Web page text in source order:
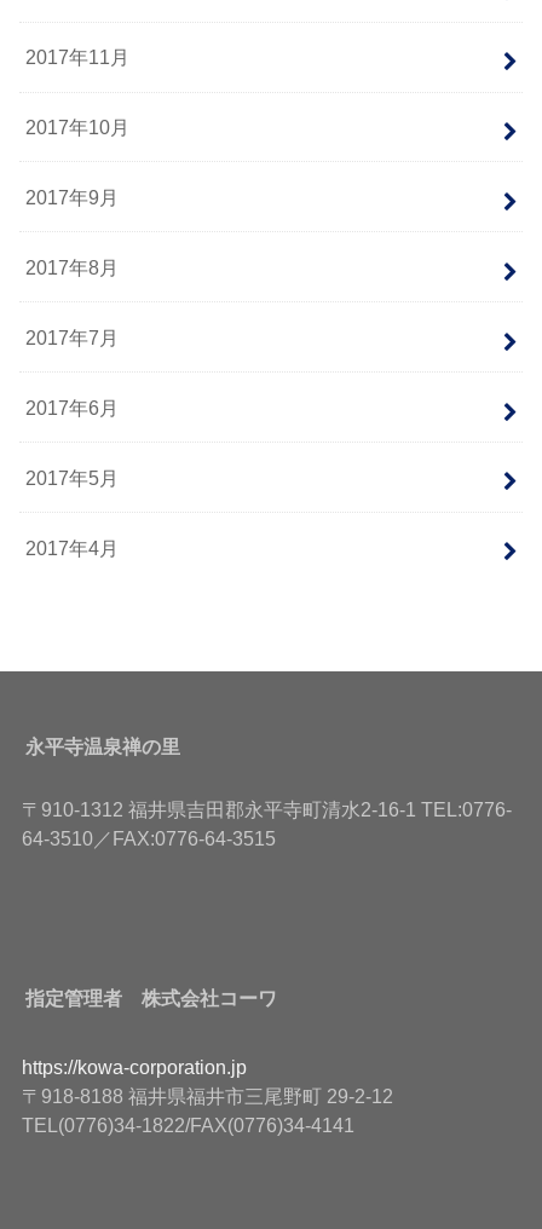
2017年11月
2017年10月
2017年9月
2017年8月
2017年7月
2017年6月
2017年5月
2017年4月
永平寺温泉禅の里
〒910-1312 福井県吉田郡永平寺町清水2-16-1 TEL:0776-
64-3510／FAX:0776-64-3515
指定管理者 株式会社コーワ
https://kowa-corporation.jp
〒918-8188 福井県福井市三尾野町 29-2-12
TEL(0776)34-1822/FAX(0776)34-4141